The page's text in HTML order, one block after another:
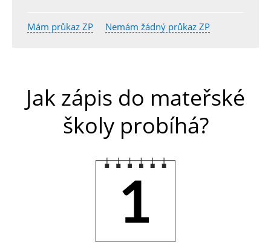
Mám průkaz ZP Nemám žádný průkaz ZP
Jak zápis do mateřské
školy probíhá?